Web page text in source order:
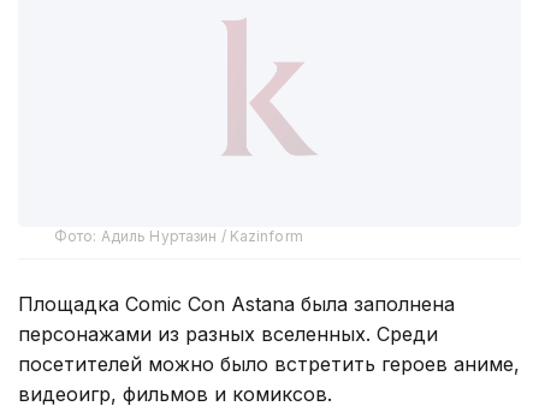
Фото: Адиль Нуртазин / Kazinform
Площадка Comic Con Astana была заполнена
персонажами из разных вселенных. Среди
посетителей можно было встретить героев аниме,
видеоигр, фильмов и комиксов.